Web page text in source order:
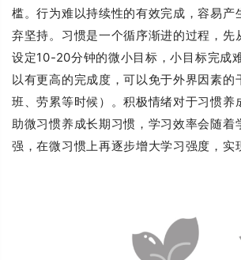
槛。行为难以持续性的有效完成，容易产
弃坚持。习惯是一个循序渐进的过程，先
设定10-20分钟的微小目标，小目标完成
以有更高的完成度，可以免于外界因素的
班、劳累等时候）。积极情绪对于习惯养
助微习惯养成长期习惯，学习效率会随着
强，在微习惯上再逐步增大学习强度，实